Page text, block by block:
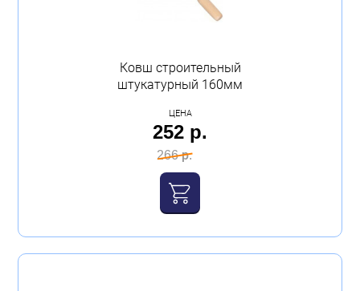
Ковш строительный
штукатурный 160мм
ЦЕНА
252 р.
266 р.